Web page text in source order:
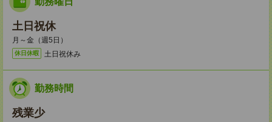
土日祝休
月～金（週5日）
休日休暇 土日祝休み
勤務時間
残業少